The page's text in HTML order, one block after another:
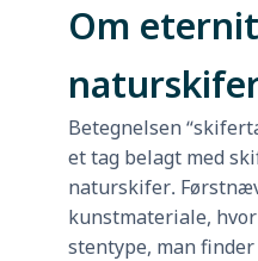
Om
Betegnelsen
et tag belagt med
naturskifer.
kunstmateriale,
stentype, man